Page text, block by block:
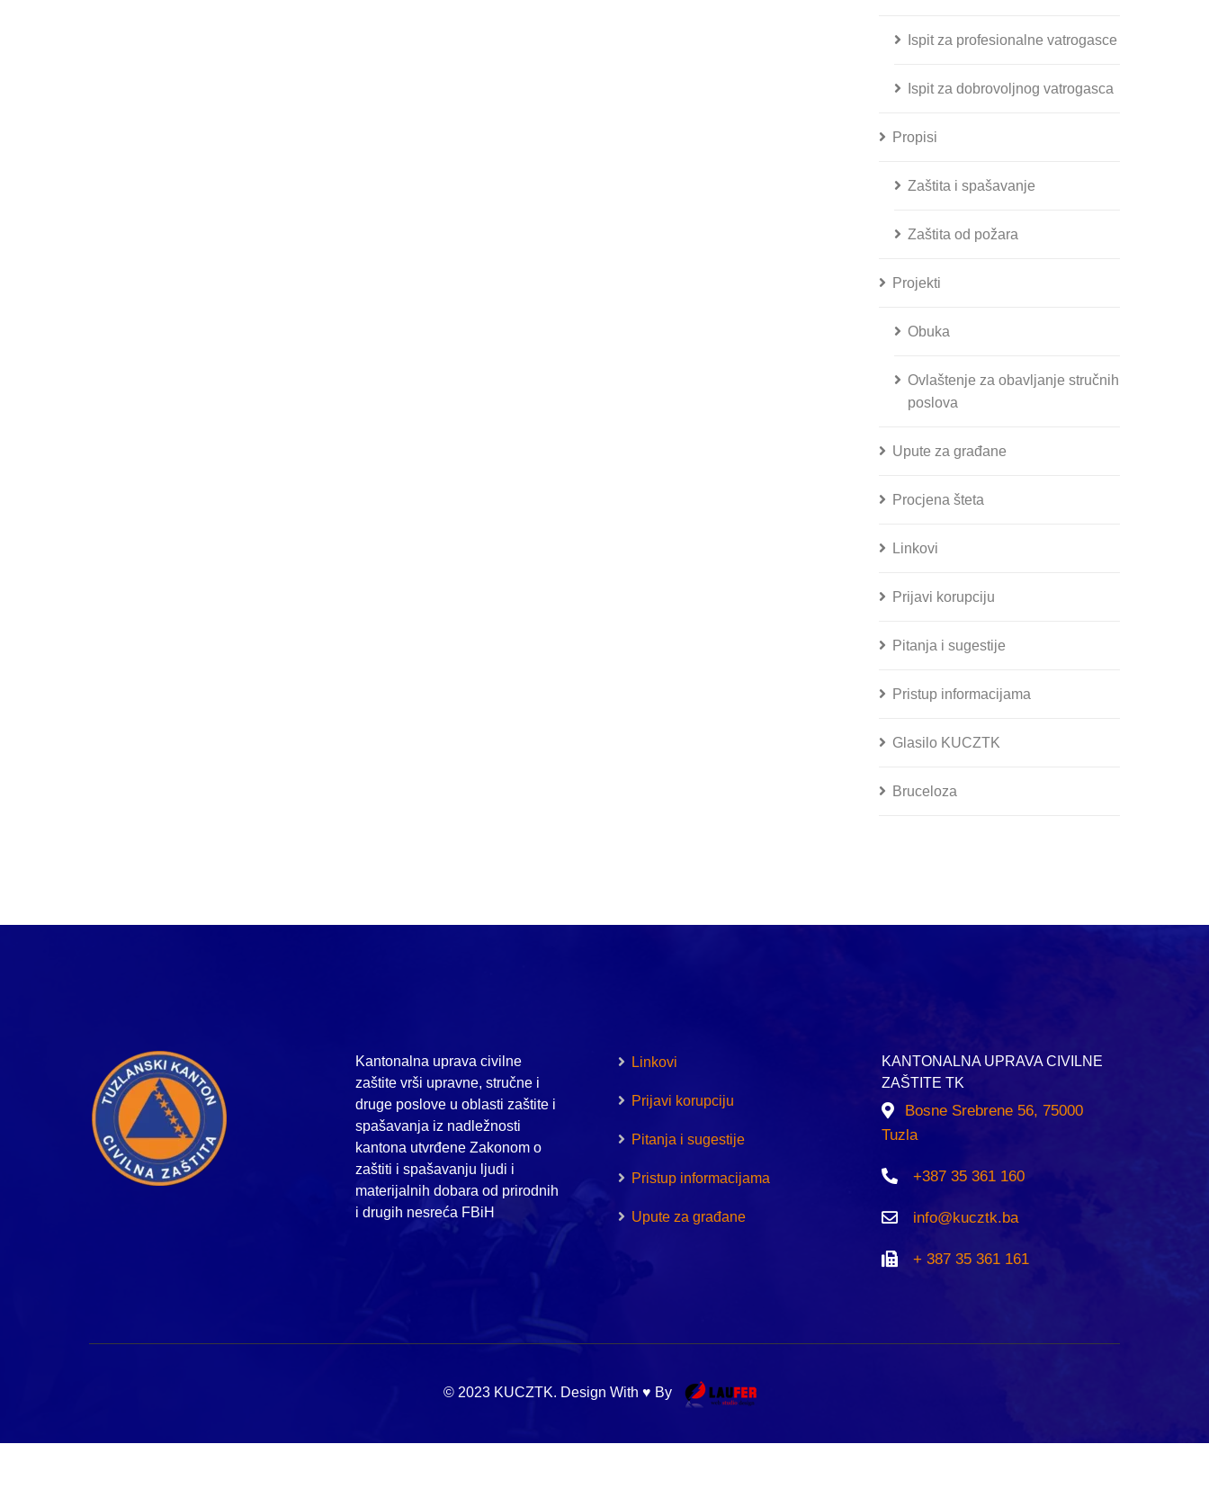
Ispit za profesionalne vatrogasce
Ispit za dobrovoljnog vatrogasca
Propisi
Zaštita i spašavanje
Zaštita od požara
Projekti
Obuka
Ovlaštenje za obavljanje stručnih
poslova
Upute za građane
Procjena šteta
Linkovi
Prijavi korupciju
Pitanja i sugestije
Pristup informacijama
Glasilo KUCZTK
Bruceloza
Kantonalna uprava civilne
zaštite vrši upravne, stručne i
druge poslove u oblasti zaštite i
spašavanja iz nadležnosti
kantona utvrđene Zakonom o
zaštiti i spašavanju ljudi i
materijalnih dobara od prirodnih
i drugih nesreća FBiH
Linkovi
Prijavi korupciju
Pitanja i sugestije
Pristup informacijama
Upute za građane
KANTONALNA UPRAVA CIVILNE
ZAŠTITE TK
Bosne Srebrene 56, 75000
Tuzla
+387 35 361 160
info@kucztk.ba
+ 387 35 361 161
© 2023 KUCZTK. Design With ♥ By